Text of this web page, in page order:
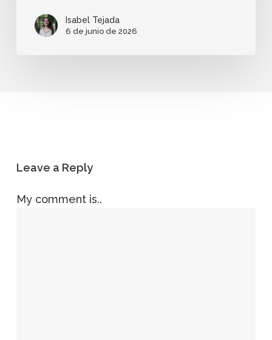
Isabel Tejada
6 de junio de 2026
Leave a Reply
My comment is..